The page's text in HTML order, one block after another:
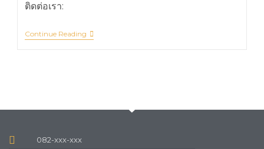
ติดต่อเรา:
Continue Reading
082-xxx-xxx